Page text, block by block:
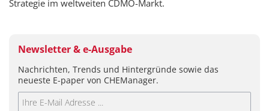
Strategie im weltweiten CDMO-Markt.
Newsletter & e-Ausgabe
Nachrichten, Trends und Hintergründe sowie das
neueste E-paper von CHEManager.